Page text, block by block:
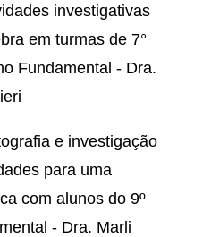
investigativas
em turmas de 7°
Fundamental - Dra.
e investigação
para uma
com alunos do 9º
- Dra. Marli